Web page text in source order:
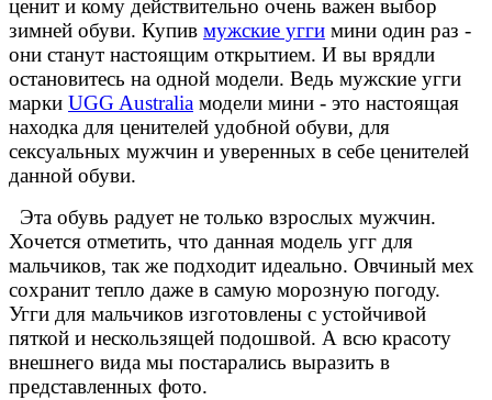
ценит и кому действительно очень важен выбор
зимней обуви. Купив мужские угги мини один раз -
они станут настоящим открытием. И вы врядли
остановитесь на одной модели. Ведь мужские угги
марки UGG Australia модели мини - это настоящая
находка для ценителей удобной обуви, для
сексуальных мужчин и уверенных в себе ценителей
данной обуви.
Эта обувь радует не только взрослых мужчин.
Хочется отметить, что данная модель угг для
мальчиков, так же подходит идеально. Овчиный мех
сохранит тепло даже в самую морозную погоду.
Угги для мальчиков изготовлены с устойчивой
пяткой и нескользящей подошвой. А всю красоту
внешнего вида мы постарались выразить в
представленных фото.